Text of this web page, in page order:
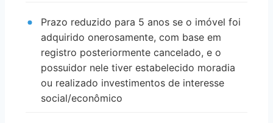
Prazo reduzido para 5 anos se o imóvel foi
adquirido onerosamente, com base em
registro posteriormente cancelado, e o
possuidor nele tiver estabelecido moradia
ou realizado investimentos de interesse
social/econômico